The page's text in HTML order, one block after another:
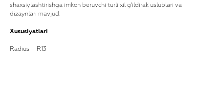
shaxsiylashtirishga imkon beruvchi turli xil g'ildirak uslublari va
dizaynlari mavjud.
Xususiyatlari
Radius – R13